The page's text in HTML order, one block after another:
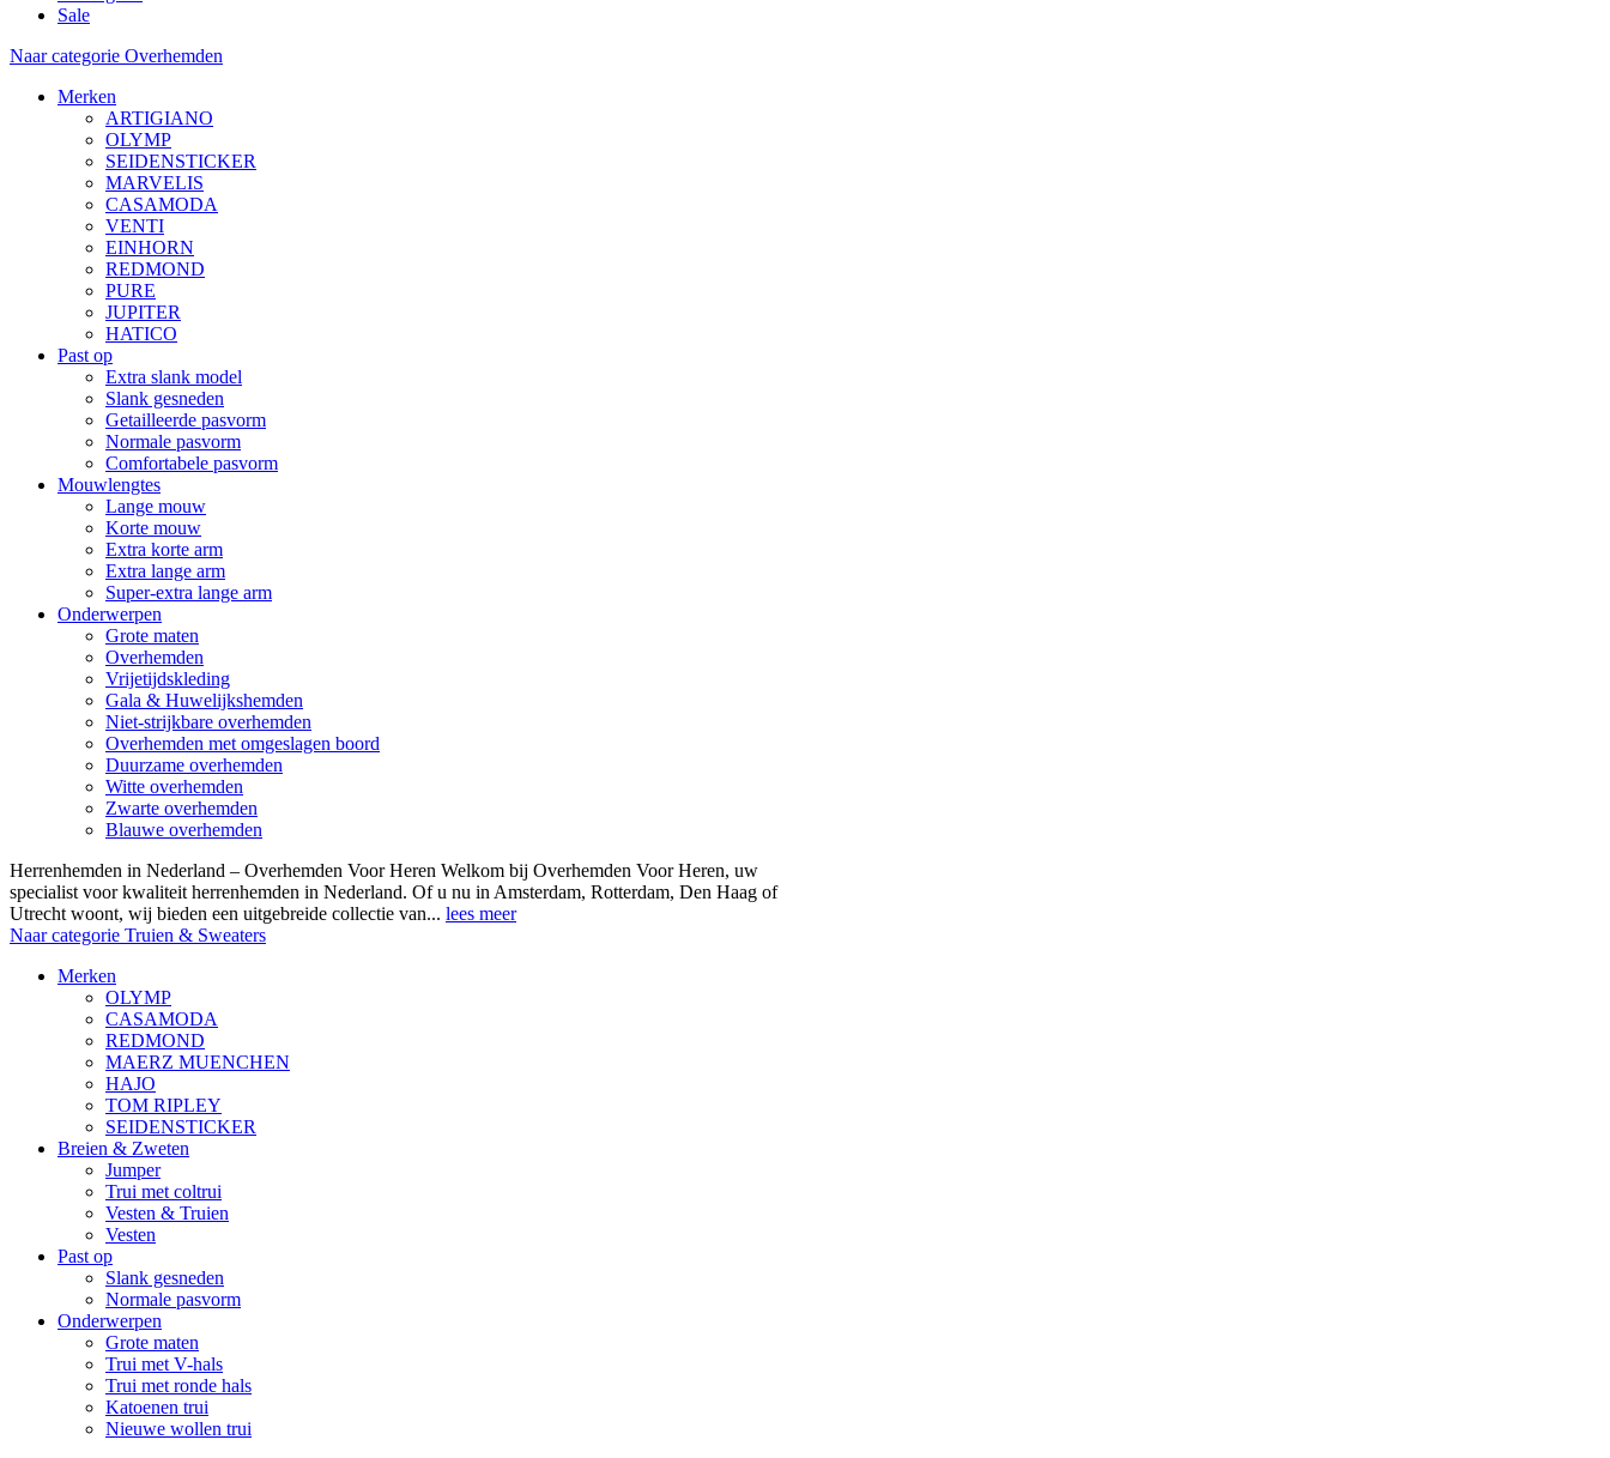
Sale
Naar categorie Overhemden
Merken
ARTIGIANO
OLYMP
SEIDENSTICKER
MARVELIS
CASAMODA
VENTI
EINHORN
REDMOND
PURE
JUPITER
HATICO
Past op
Extra slank model
Slank gesneden
Getailleerde pasvorm
Normale pasvorm
Comfortabele pasvorm
Mouwlengtes
Lange mouw
Korte mouw
Extra korte arm
Extra lange arm
Super-extra lange arm
Onderwerpen
Grote maten
Overhemden
Vrijetijdskleding
Gala & Huwelijkshemden
Niet-strijkbare overhemden
Overhemden met omgeslagen boord
Duurzame overhemden
Witte overhemden
Zwarte overhemden
Blauwe overhemden
Herrenhemden in Nederland – Overhemden Voor Heren Welkom bij Overhemden Voor Heren, uw
specialist voor kwaliteit herrenhemden in Nederland. Of u nu in Amsterdam, Rotterdam, Den Haag of
Utrecht woont, wij bieden een uitgebreide collectie van... lees meer
Naar categorie Truien & Sweaters
Merken
OLYMP
CASAMODA
REDMOND
MAERZ MUENCHEN
HAJO
TOM RIPLEY
SEIDENSTICKER
Breien & Zweten
Jumper
Trui met coltrui
Vesten & Truien
Vesten
Past op
Slank gesneden
Normale pasvorm
Onderwerpen
Grote maten
Trui met V-hals
Trui met ronde hals
Katoenen trui
Nieuwe wollen trui